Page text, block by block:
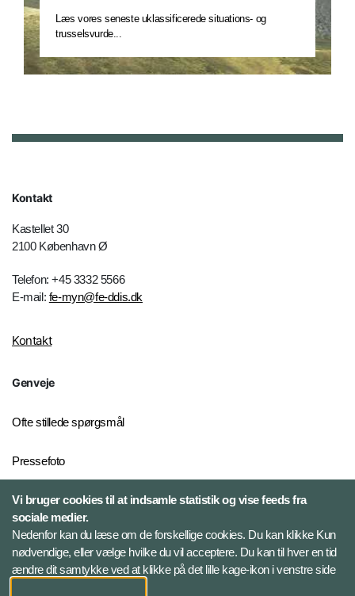
Læs vores seneste uklassificerede situations- og
trusselsvurde...
Kontakt
Kastellet 30
2100 København Ø
Telefon: +45 3332 5566
E-mail: fe-myn@fe-ddis.dk
Kontakt
Genveje
Ofte stillede spørgsmål
Pressefoto
Risiko- og trusselsvurderinger
Ekstern whistleblowerordning
for FE
Vi bruger cookies til at indsamle statistik og vise feeds fra
sociale medier.
Nedenfor kan du læse om de forskellige cookies. Du kan klikke Kun
nødvendige, eller vælge hvilke du vil acceptere. Du kan til hver en tid
ændre dit samtykke ved at klikke på det lille kage-ikon i venstre side